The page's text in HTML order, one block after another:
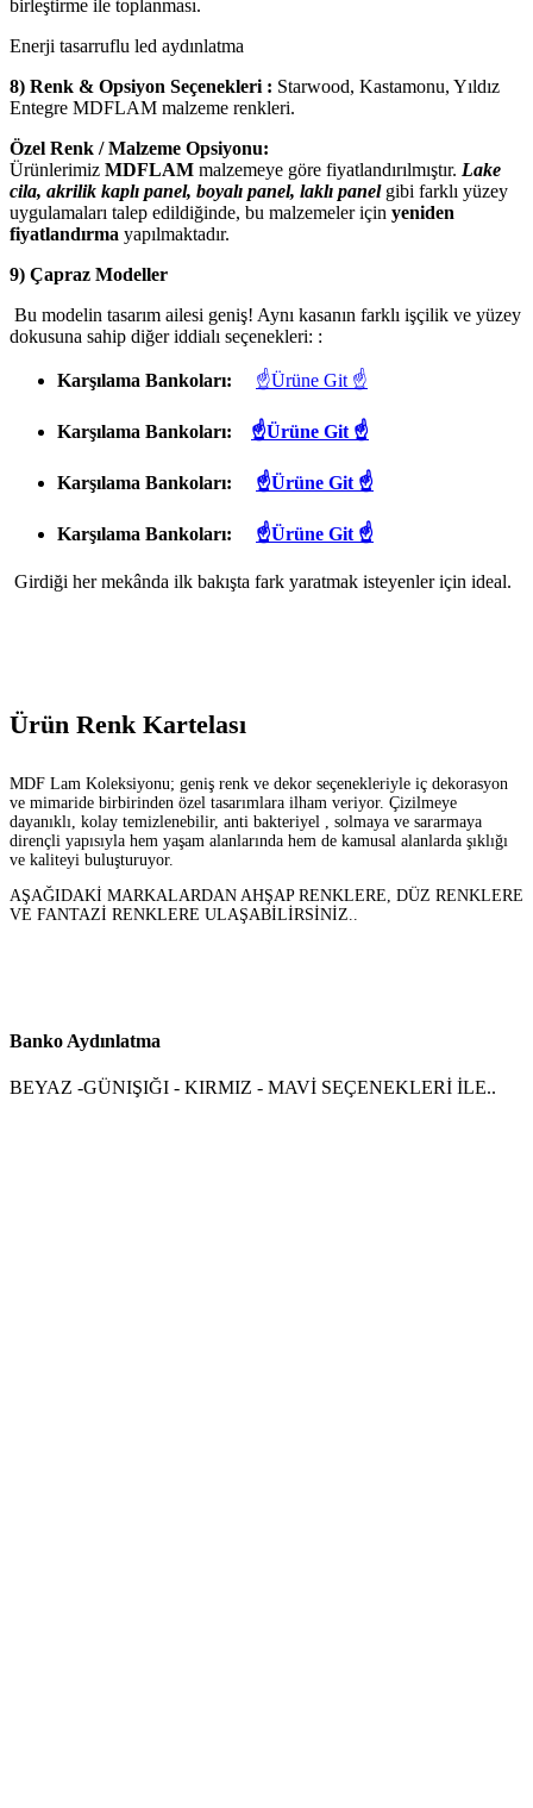
birleştirme ile toplanması.
Enerji tasarruflu led aydınlatma
8) Renk & Opsiyon Seçenekleri : Starwood, Kastamonu, Yıldız
Entegre MDFLAM malzeme renkleri.
Özel Renk / Malzeme Opsiyonu:
Ürünlerimiz MDFLAM malzemeye göre fiyatlandırılmıştır. Lake
cila, akrilik kaplı panel, boyalı panel, laklı panel gibi farklı yüzey
uygulamaları talep edildiğinde, bu malzemeler için yeniden
fiyatlandırma yapılmaktadır.
9) Çapraz Modeller
Bu modelin tasarım ailesi geniş! Aynı kasanın farklı işçilik ve yüzey
dokusuna sahip diğer iddialı seçenekleri: :
Karşılama Bankoları: ☝Ürüne Git ☝
Karşılama Bankoları: ☝Ürüne Git ☝
Karşılama Bankoları: ☝Ürüne Git ☝
Karşılama Bankoları: ☝Ürüne Git ☝
Girdiği her mekânda ilk bakışta fark yaratmak isteyenler için ideal.
Ürün Renk Kartelası
MDF Lam Koleksiyonu; geniş renk ve dekor seçenekleriyle iç dekorasyon
ve mimaride birbirinden özel tasarımlara ilham veriyor. Çizilmeye
dayanıklı, kolay temizlenebilir, anti bakteriyel , solmaya ve sararmaya
dirençli yapısıyla hem yaşam alanlarında hem de kamusal alanlarda şıklığı
ve kaliteyi buluşturuyor.
AŞAĞIDAKİ MARKALARDAN AHŞAP RENKLERE, DÜZ RENKLERE
VE FANTAZİ RENKLERE ULAŞABİLİRSİNİZ..
Banko Aydınlatma
BEYAZ -GÜNIŞIĞI - KIRMIZ - MAVİ SEÇENEKLERİ İLE..